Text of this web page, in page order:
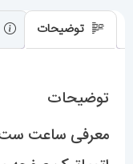
Perpetualتوضیحات